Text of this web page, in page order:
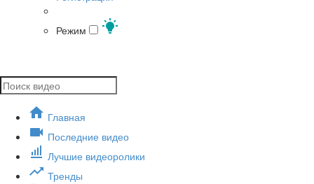
Режим
Главная
Последние видео
Лучшие видеоролики
Тренды